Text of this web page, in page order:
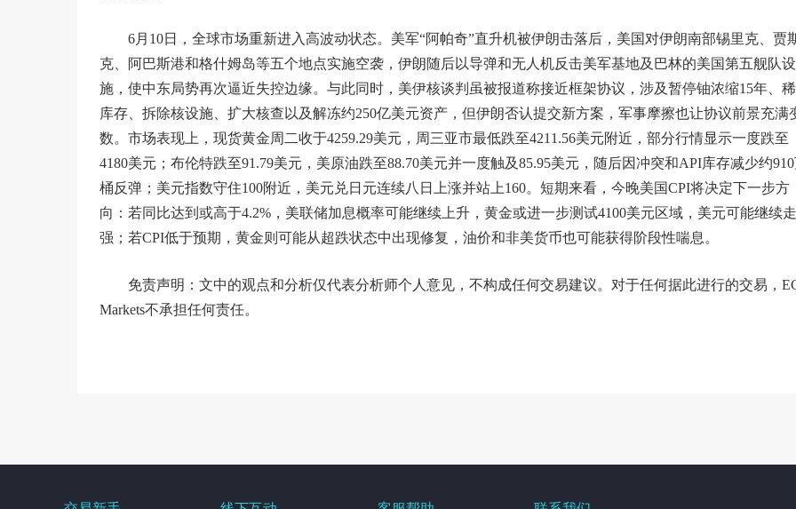
6月10日，全球市场重新进入高波动状态。美军“阿帕奇”直升机被伊朗击落后，美国对伊朗南部锡里克、贾
克、阿巴斯港和格什姆岛等五个地点实施空袭，伊朗随后以导弹和无人机反击美军基地及巴林的美国第五舰队设
施，使中东局势再次逼近失控边缘。与此同时，美伊核谈判虽被报道称接近框架协议，涉及暂停铀浓缩15年、
库存、拆除核设施、扩大核查以及解冻约250亿美元资产，但伊朗否认提交新方案，军事摩擦也让协议前景充满
数。市场表现上，现货黄金周二收于4259.29美元，周三亚市最低跌至4211.56美元附近，部分行情显示一度跌至
4180美元；布伦特跌至91.79美元，美原油跌至88.70美元并一度触及85.95美元，随后因冲突和API库存减少约
桶反弹；美元指数守住100附近，美元兑日元连续八日上涨并站上160。短期来看，今晚美国CPI将决定下一步方
向：若同比达到或高于4.2%，美联储加息概率可能继续上升，黄金或进一步测试4100美元区域，美元可能继续走
强；若CPI低于预期，黄金则可能从超跌状态中出现修复，油价和非美货币也可能获得阶段性喘息。
免责声明：文中的观点和分析仅代表分析师个人意见，不构成任何交易建议。对于任何据此进行的交易，
Markets不承担任何责任。